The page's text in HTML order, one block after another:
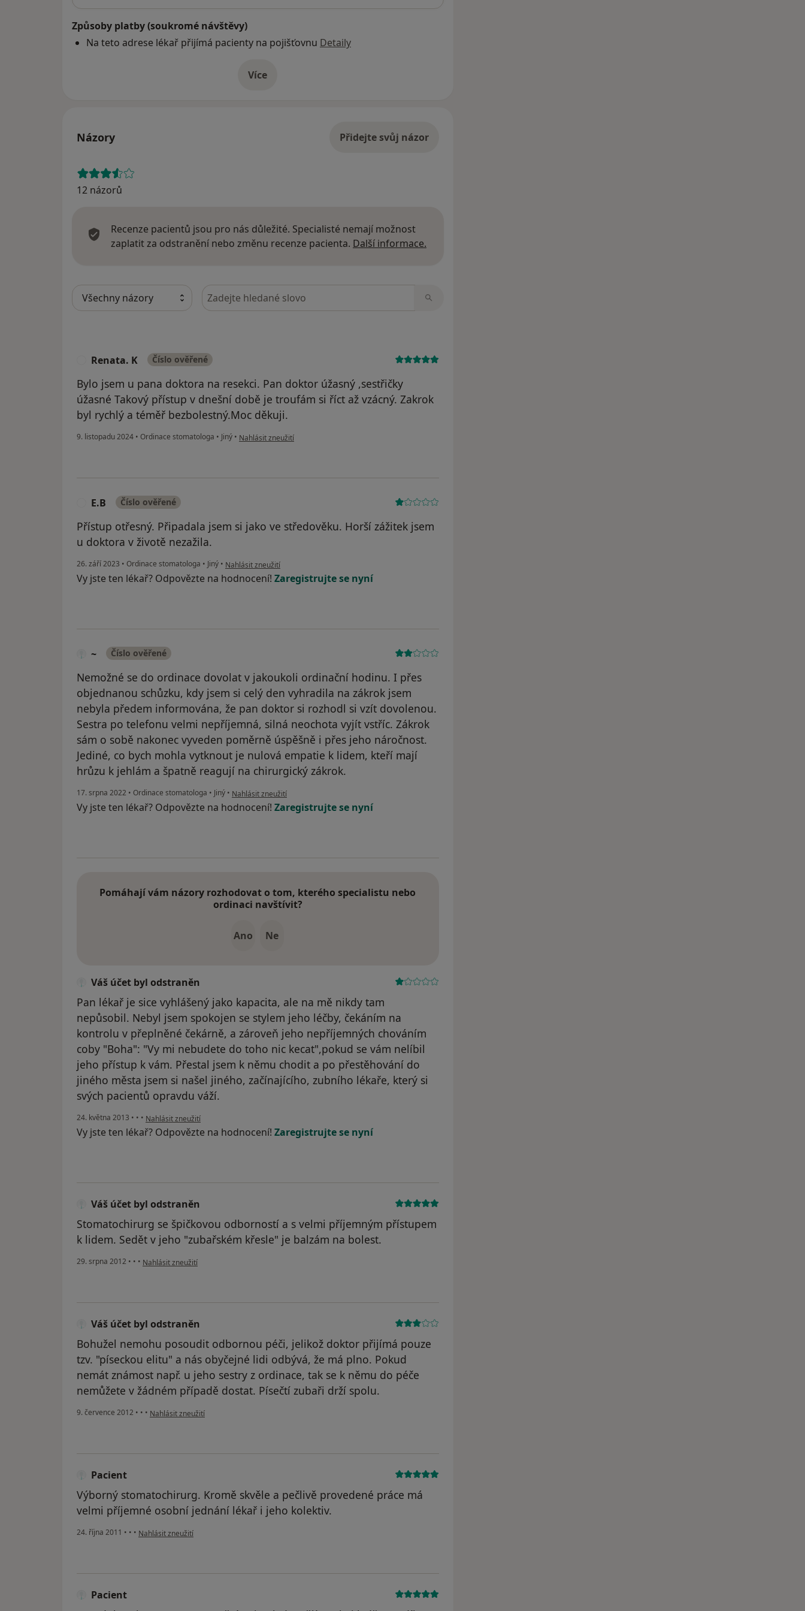
Způsoby platby (soukromé návštěvy)
Na teto adrese lékař přijímá pacienty na pojišťovnu Detaily
Víceo adrese
Názory Přidejte svůj názor
12 názorů
Recenze pacientů jsou pro nás důležité. Specialisté nemají možnost
zaplatit za odstranění nebo změnu recenze pacienta. Další informace.
Hledejte v názorech
Renata. K Číslo ověřené
Bylo jsem u pana doktora na resekci. Pan doktor úžasný ,sestřičky
úžasné Takový přístup v dnešní době je troufám si říct až vzácný. Zakrok
byl rychlý a téměř bezbolestný.Moc děkuji.
9. listopadu 2024 • Ordinace stomatologa • Jiný • podle názoru uživatele Renata. K
Nahlásit zneužití
E.B Číslo ověřené
Přístup otřesný. Připadala jsem si jako ve středověku. Horší zážitek jsem
u doktora v životě nezažila.
26. září 2023 • Ordinace stomatologa • Jiný • podle názoru uživatele E.B
Nahlásit zneužití
Vy jste ten lékař? Odpovězte na hodnocení! Zaregistrujte se nyní
~ Číslo ověřené
Nemožné se do ordinace dovolat v jakoukoli ordinační hodinu. I přes
objednanou schůzku, kdy jsem si celý den vyhradila na zákrok jsem
nebyla předem informována, že pan doktor si rozhodl si vzít dovolenou.
Sestra po telefonu velmi nepříjemná, silná neochota vyjít vstříc. Zákrok
sám o sobě nakonec vyveden poměrně úspěšně i přes jeho náročnost.
Jediné, co bych mohla vytknout je nulová empatie k lidem, kteří mají
hrůzu k jehlám a špatně reagují na chirurgický zákrok.
17. srpna 2022 • Ordinace stomatologa • Jiný • podle názoru uživatele ~
Nahlásit zneužití
Vy jste ten lékař? Odpovězte na hodnocení! Zaregistrujte se nyní
Pomáhají vám názory rozhodovat o tom, kterého specialistu nebo
ordinaci navštívit?
Ano Ne
Váš účet byl odstraněn
Pan lékař je sice vyhlášený jako kapacita, ale na mě nikdy tam
nepůsobil. Nebyl jsem spokojen se stylem jeho léčby, čekáním na
kontrolu v přeplněné čekárně, a zároveň jeho nepříjemných chováním
coby "Boha": "Vy mi nebudete do toho nic kecat",pokud se vám nelíbil
jeho přístup k vám. Přestal jsem k němu chodit a po přestěhování do
jiného města jsem si našel jiného, začínajícího, zubního lékaře, který si
svých pacientů opravdu váží.
24. května 2013 • • • podle názoru uživatele Váš účet byl odstraněn
Nahlásit zneužití
Vy jste ten lékař? Odpovězte na hodnocení! Zaregistrujte se nyní
Váš účet byl odstraněn
Stomatochirurg se špičkovou odborností a s velmi příjemným přístupem
k lidem. Sedět v jeho "zubařském křesle" je balzám na bolest.
29. srpna 2012 • • • podle názoru uživatele Váš účet byl odstraněn
Nahlásit zneužití
Váš účet byl odstraněn
Bohužel nemohu posoudit odbornou péči, jelikož doktor přijímá pouze
tzv. "píseckou elitu" a nás obyčejné lidi odbývá, že má plno. Pokud
nemát známost např. u jeho sestry z ordinace, tak se k němu do péče
nemůžete v žádném případě dostat. Písečtí zubaři drží spolu.
9. července 2012 • • • podle názoru uživatele Váš účet byl odstraněn
Nahlásit zneužití
Pacient
Výborný stomatochirurg. Kromě skvěle a pečlivě provedené práce má
velmi příjemné osobní jednání lékař i jeho kolektiv.
24. října 2011 • • • podle názoru uživatele Pacient
Nahlásit zneužití
Pacient